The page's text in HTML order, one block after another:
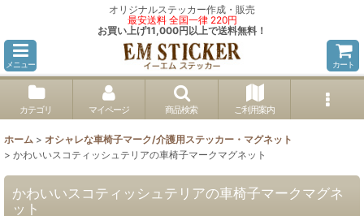
オリジナルステッカー作成・販売
最安送料 全国一律 220円
お買い上げ11,000円以上で送料無料！
メニュー カート
カテゴリ マイページ 商品検索 ご利用案内
ホーム > オシャレな車椅子マーク/介護用ステッカー・マグネット
> かわいいスコティッシュテリアの車椅子マークマグネット
かわいいスコティッシュテリアの車椅子マークマグネ
ット